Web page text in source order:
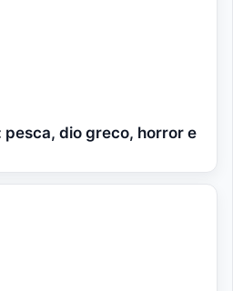
pesca, dio greco, horror e